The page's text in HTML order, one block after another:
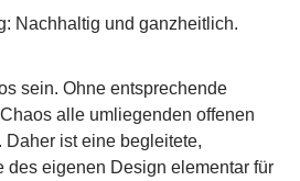
sein. Ohne entsprechende
alle umliegenden offenen
Daher ist eine begleitete,
des eigenen Design elementar für